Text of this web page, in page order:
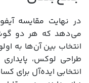
می‌دهد که هر دو
انتخاب بین آن‌ها به
طراحی لوکس،
انتخابی ایده‌آل برای